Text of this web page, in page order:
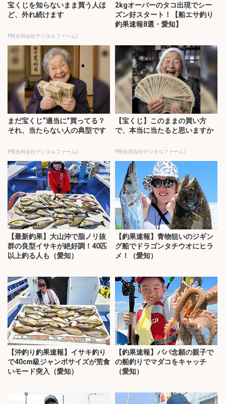
宝くじを知らないまま買う人ほ
ど、外れ続けます
PR(合同会社デジタルファーム)
2kgオーバーのタコ出現でシー
ズン好スタート！【船エサ釣り
釣果速報8選・愛知】
まだ宝くじ“適当に”買ってる？
それ、当たらない人の典型です
PR(合同会社デジタルファーム)
【宝くじ】このままの買い方
で、本当に当たると思いますか
PR(合同会社デジタルファーム )
【最新釣果】大山沖で脂ノリ抜
群の良型イサキが絶好調！40匹
以上釣る人も（愛知）
【釣果速報】青物狙いのジギン
グ船でドラゴンタチウオにヒラ
メ！（愛知）
【沖釣り釣果速報】イサキ釣り
で40cm級ジャンボサイズが荒食
いモード突入（愛知）
【釣果速報】パパ念願の親子で
の船釣りでマダコをキャッチ
（愛知）